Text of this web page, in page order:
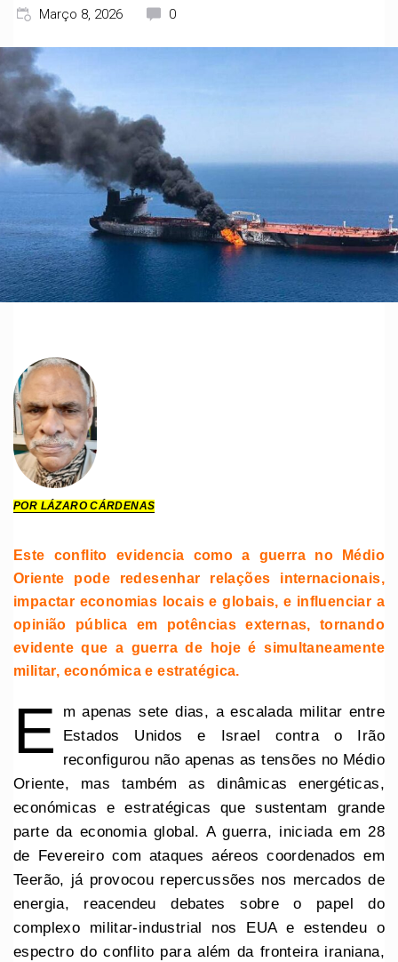
Março 8, 2026 0
POR LÁZARO CÁRDENAS
Este conflito evidencia como a guerra no Médio
Oriente pode redesenhar relações internacionais,
impactar economias locais e globais, e influenciar a
opinião pública em potências externas, tornando
evidente que a guerra de hoje é simultaneamente
militar, económica e estratégica.
E
m apenas sete dias, a escalada militar entre
Estados Unidos e Israel contra o Irão
reconfigurou não apenas as tensões no Médio
Oriente, mas também as dinâmicas energéticas,
económicas e estratégicas que sustentam grande
parte da economia global. A guerra, iniciada em 28
de Fevereiro com ataques aéreos coordenados em
Teerão, já provocou repercussões nos mercados de
energia, reacendeu debates sobre o papel do
complexo militar‑industrial nos EUA e estendeu o
espectro do conflito para além da fronteira iraniana,